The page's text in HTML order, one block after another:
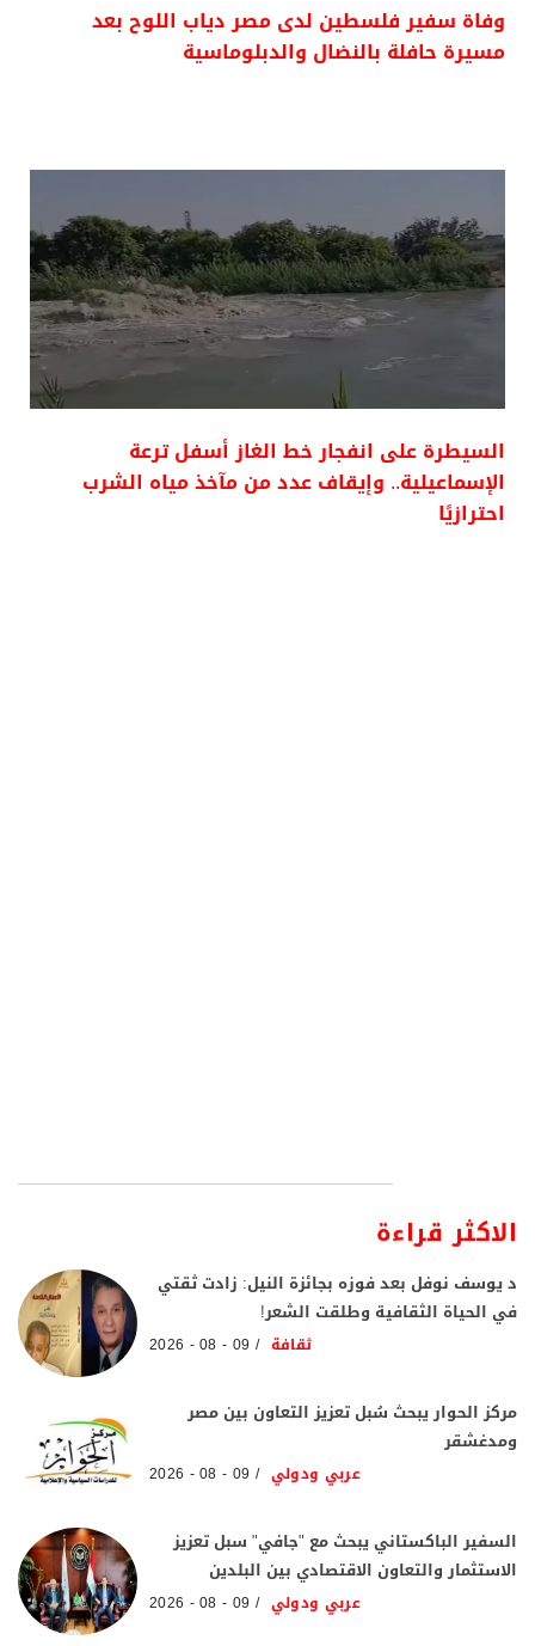
وفاة سفير فلسطين لدى مصر دياب اللوح بعد
مسيرة حافلة بالنضال والدبلوماسية
السيطرة على انفجار خط الغاز أسفل ترعة
الإسماعيلية.. وإيقاف عدد من مآخذ مياه الشرب
احترازيًا
الاكثر قراءة
د يوسف نوفل بعد فوزه بجائزة النيل: زادت ثقتي
في الحياة الثقافية وطلقت الشعر!
ثقافة 09 - 08 - 2026
مركز الحوار يبحث سُبل تعزيز التعاون بين مصر
ومدغشقر
عربي ودولي 09 - 08 - 2026
السفير الباكستاني يبحث مع "جافي" سبل تعزيز
الاستثمار والتعاون الاقتصادي بين البلدين
عربي ودولي 09 - 08 - 2026